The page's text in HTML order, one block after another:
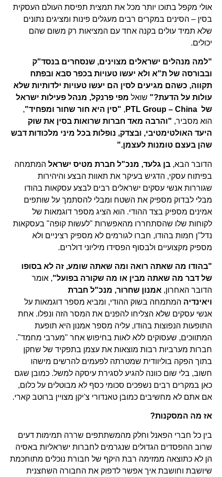
אולי מקפל בתוכו יותר מכל את תמצית תפיסת העולם העסקית
בסין – הסינים במקרים רבים מעגלים פינות ומציגים נתונים
שלא תמיד עולים בקנה אחד עם המציאות רק משום שהם
יכולים.
"למה מנהלים ישראלים מצוינים, שנסחרים בנסד"ק
ובבורסה של ת"א ולא יעשו טעויות בכפר סבא ובפתח
תקווה, כשהם מגיעים לסין הם יעשו טעויות ילדותיות שלא
עולות על הדעת?" שואל מפי פרנקל, מנהל פעילות ישראל
של PTL Group – China
, "סין היא חור שחור ומפחיד",
הוא מסביר, "והרבה מאד חברות שרואות בסין את שוק
היעד האולטימטיבי, ובצדק, נופלות בכל מיני מלכודות דבש
שהן בעצם טומנות לעצמן."
הדובר הבא, בן גלעד, מנכ"ל חברת מטיס ישראל המתמחה
בפיתוח עסקי, הדגיש בעיקר את תאוות הבצע והיהירות
שגוררות אנשי עסקים ישראלים רבים לבצע עסקאות בהודו
מבלי לבדוק מספיק את השטח ומבלי להסתמך על שותפים
אמינים מספיק בצד ההודי. הוא הציג מספר דוגמאות של
לקוחות שלו שהסתחררו מהאפשרות "לעשות קופה" בעסקאות
נדל"ן חמות בהודו, חברו לגורמים לא מספיק רציניים ולא
מספיק מקצועיים ולבסוף הפסידו מיליוני דולרים.
"בהודו מה שאתה רואה ומה שאתה שומע, זה לא בסופו
של דבר מה שאתה מבין או מה שקורה בפועל", אומר
הדובר האחרון, אמנון שחרור, מנכ"ל חברת
ויאינדיה המתמחה בשוק ההודי, ומביא מספר דוגמאות על
אנשי עסקים שלא הצליחו להפנים את המסר הזה ונפלו. אחת
התופעות הנפוצות בהודו, עליה מספר אמנון היא תופעת
המתווכים, שעסוקים ללא לאות בחיפוש אחר "מערבי מחמד".
חברות מערביות רבות מוצאות את עצמן בתפקיד של שחקן
בתוך הפקה בוליוודית שמטרתה לפעמים להרשים מישהו
חשוב, בלי שום כוונה להגיע לסגירת עיסקה למשל. כמובן שגם
כאן במקרים רבים נשפכים סכומי כסף לא מבוטלים על כלום,
אם אתם לא מחשיבים כמובן טאנדורי צ'יקן מצויין ברוטב קארי.
אז מה המסקנות?
בין כל חברי הפאנל וחלק מהמשתתפים שררה תמימות דעים
שרוב ההפסדים הגדולים שנגרמים לחברות ישראליות באסיה
הן לא כתוצאה ממזימה רבת היקף של חבורת נוכלים מתוחכמת
שיושבת וחושבת איך אפשר לדפוק את החבורה השחצנית